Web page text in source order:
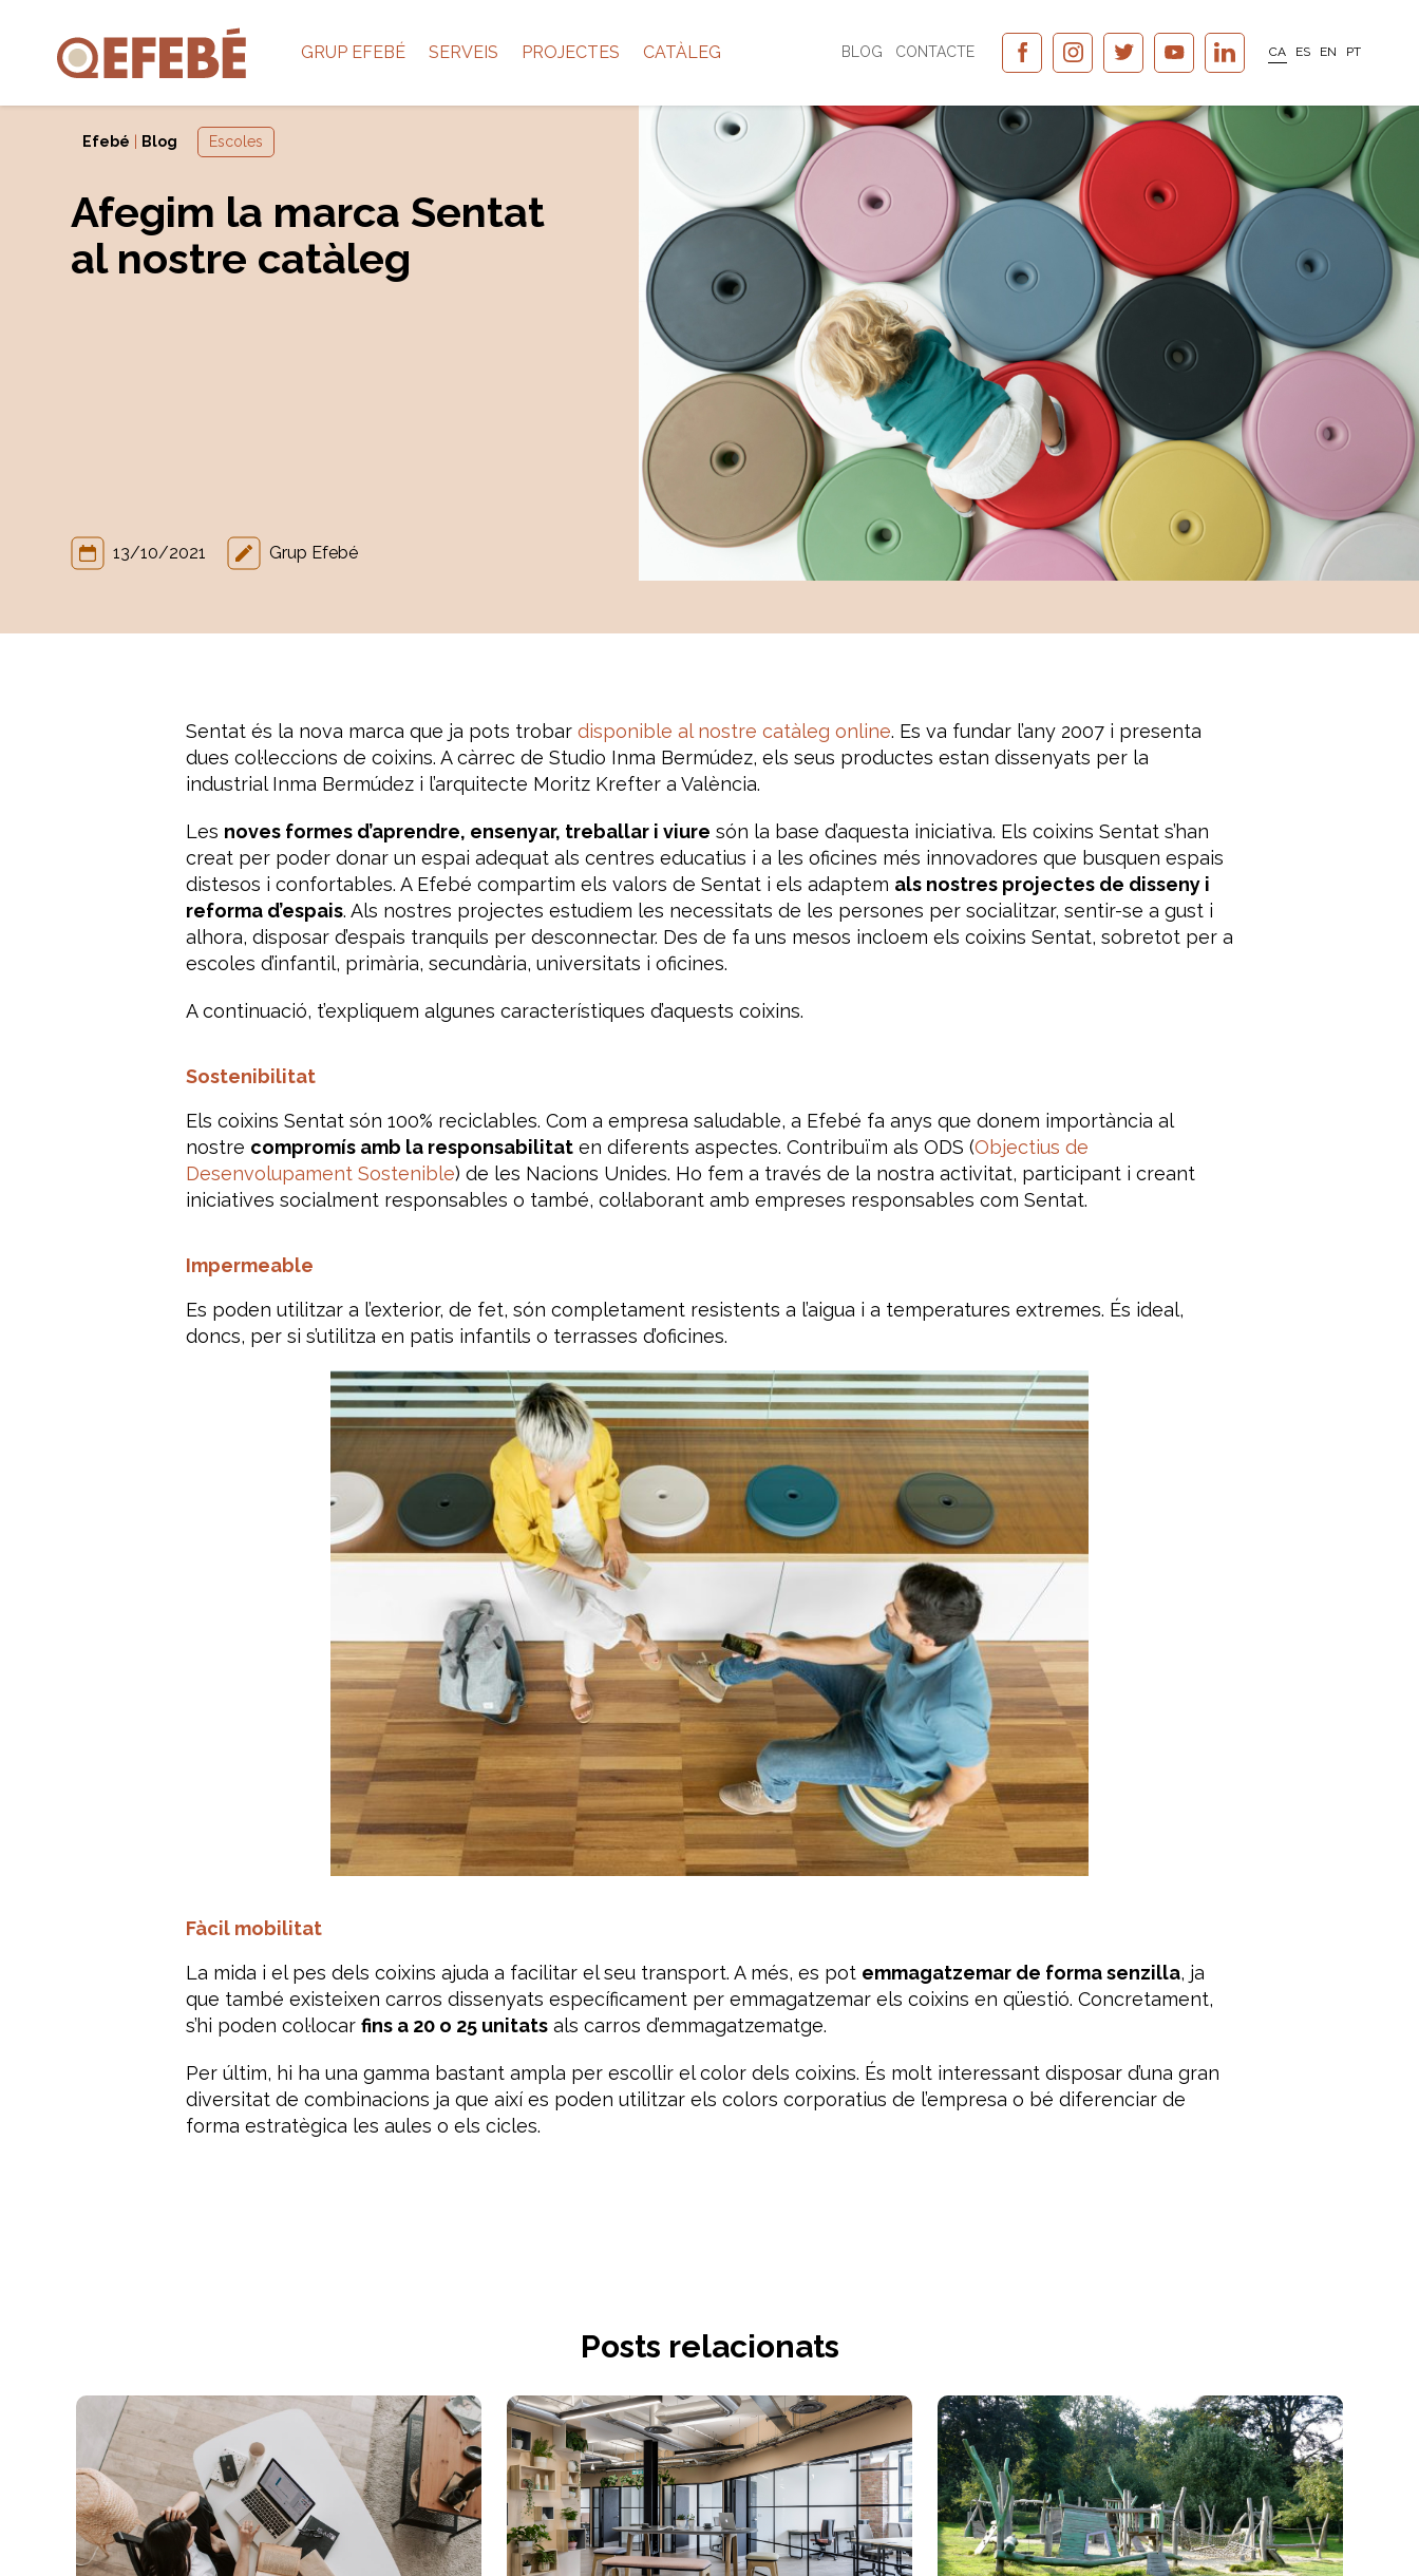
GRUP EFEBÉ SERVEIS PROJECTES CATÀLEG BLOG CONTACTE CA ES EN PT
Efebé Blog Escoles
Afegim la marca Sentat
al nostre catàleg
13/10/2021 Grup Efebé
Sentat és la nova marca que ja pots trobar disponible al nostre catàleg online. Es va fundar l’any 2007 i presenta
dues col·leccions de coixins. A càrrec de Studio Inma Bermúdez, els seus productes estan dissenyats per la
industrial Inma Bermúdez i l’arquitecte Moritz Krefter a València.
Les noves formes d’aprendre, ensenyar, treballar i viure són la base d’aquesta iniciativa. Els coixins Sentat s’han
creat per poder donar un espai adequat als centres educatius i a les oficines més innovadores que busquen espais
distesos i confortables. A Efebé compartim els valors de Sentat i els adaptem als nostres projectes de disseny i
reforma d’espais. Als nostres projectes estudiem les necessitats de les persones per socialitzar, sentir-se a gust i
alhora, disposar d’espais tranquils per desconnectar. Des de fa uns mesos incloem els coixins Sentat, sobretot per a
escoles d’infantil, primària, secundària, universitats i oficines.
A continuació, t’expliquem algunes característiques d’aquests coixins.
Sostenibilitat
Els coixins Sentat són 100% reciclables. Com a empresa saludable, a Efebé fa anys que donem importància al
nostre compromís amb la responsabilitaten diferents aspectes. Contribuïm als ODS (Objectius de
Desenvolupament Sostenible) de les Nacions Unides. Ho fem a través de la nostra activitat, participant i creant
iniciatives socialment responsables o també, col·laborant amb empreses responsables com Sentat.
Impermeable
Es poden utilitzar a l’exterior, de fet, són completament resistents a l’aigua i a temperatures extremes. És ideal,
doncs, per si s’utilitza en patis infantils o terrasses d’oficines.
Fàcil mobilitat
La mida i el pes dels coixins ajuda a facilitar el seu transport. A més, es pot emmagatzemar de forma senzilla, ja
que també existeixen carros dissenyats específicament per emmagatzemar els coixins en qüestió. Concretament,
s’hi poden col·locar fins a 20 o 25 unitatsals carros d’emmagatzematge.
Per últim, hi ha una gamma bastant ampla per escollir el color dels coixins. És molt interessant disposar d’una gran
diversitat de combinacions ja que així es poden utilitzar els colors corporatius de l’empresa o bé diferenciar de
forma estratègica les aules o els cicles.
Posts relacionats